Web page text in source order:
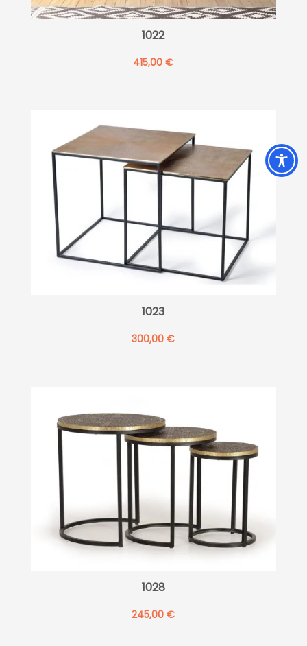
1022
415,00€
1023
300,00€
1028
245,00€